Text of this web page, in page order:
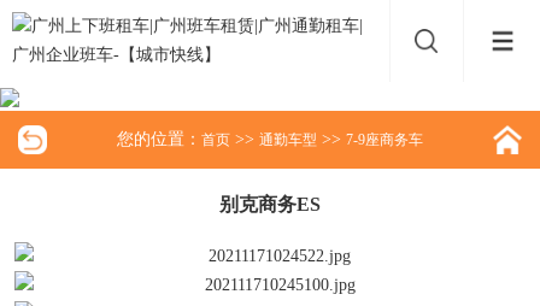
您的位置： 首页 >> 通勤车型 >> 7-9座商务车
别克商务ES